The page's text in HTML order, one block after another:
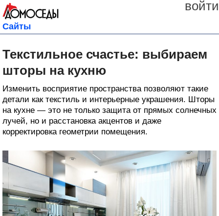
войти
Сайты
Текстильное счастье: выбираем
шторы на кухню
Изменить восприятие пространства позволяют такие
детали как текстиль и интерьерные украшения. Шторы
на кухне — это не только защита от прямых солнечных
лучей, но и расстановка акцентов и даже
корректировка геометрии помещения.